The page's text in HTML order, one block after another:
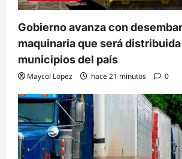
Gobierno avanza con
maquinaria que será
municipios del país
Maycol Lopez hace 21 minutos 0